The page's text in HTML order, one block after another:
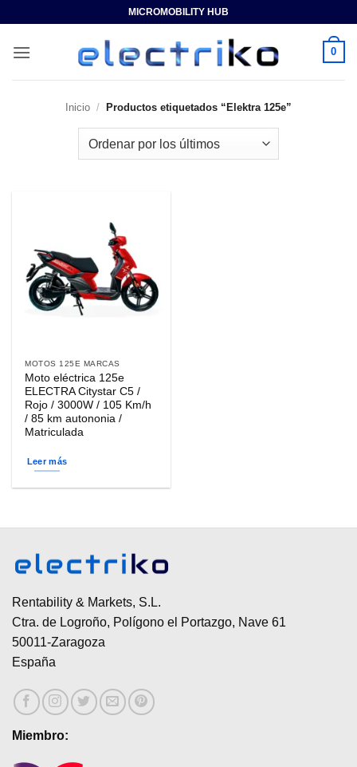
contenido
MICROMOBILITY HUB
0
Inicio / Productos etiquetados “Elektra 125e”
MOTOS 125E MARCAS
Moto eléctrica 125e
ELECTRA Citystar C5 /
Rojo / 3000W / 105 Km/h
/ 85 km autononia /
Matriculada
Leer más
Rentability & Markets, S.L.
Ctra. de Logroño, Polígono el Portazgo, Nave 61
50011-Zaragoza
España
Miembro: